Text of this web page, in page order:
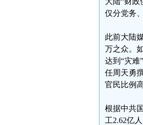
仅分党务
此前大陆
万之众。
达到“灾难
任周天勇
官民比例
根据中共
工2.62亿